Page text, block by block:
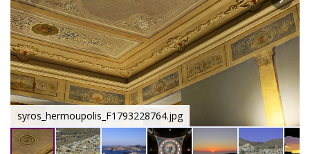
RU
CN
syros_hermoupolis_F1793228764.jpg